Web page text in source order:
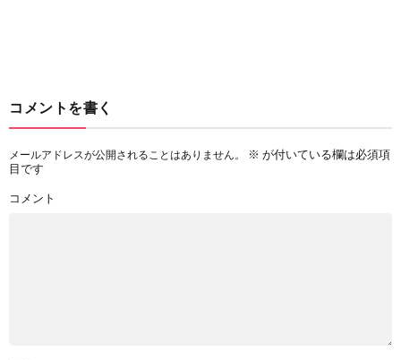
コメントを書く
メールアドレスが公開されることはありません。 ※ が付いている欄は必須項
目です
コメント